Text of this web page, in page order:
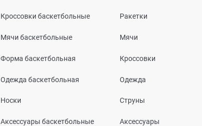
Кроссовки баскетбольные
Мячи баскетбольные
Форма баскетбольная
Одежда баскетбольная
Носки
Аксессуары баскетбольные
Ракетки
Мячи
Кроссовки
Одежда
Струны
Аксессуары